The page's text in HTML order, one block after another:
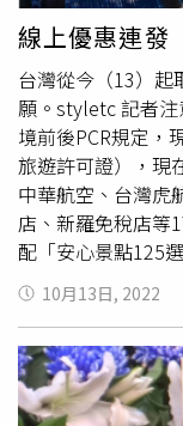
計，象徵財「祿」
點及甜品入盒，代
整年。即日起舊振
2日止最高可享85
動，消費達門檻即
紅包袋及春節應景
此外，今年更推出
費不限金額，享優
龜」乙只（原價
Sparkling New
Aunt Stella詩特
分，收禮或收藏都
特莉提供）來自東
起也正式開賣新春
線上優惠連發
台灣從今（13）起
願。styletc 記者注
境前後PCR規定，
旅遊許可證），現
中華航空、台灣虎
店、新羅免稅店等
配「安心景點125
動。即日起至11/
朋友，立即動身前
樂」天天加碼送！
行程折價券、機票
折價券等好禮，活
10月13日, 2022